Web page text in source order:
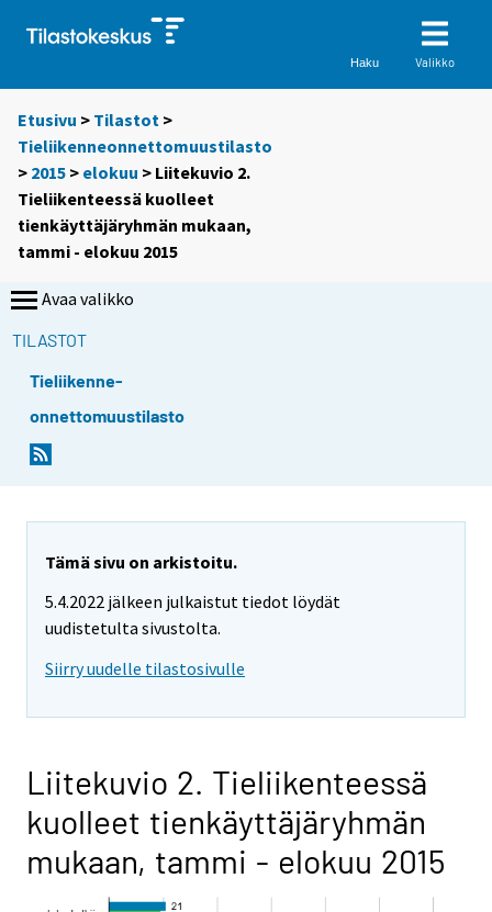
Haku Valikko
Etusivu > Tilastot >
Tieliikenneonnettomuustilasto
> 2015 > elokuu > Liitekuvio 2.
Tieliikenteessä kuolleet
tienkäyttäjäryhmän mukaan,
tammi - elokuu 2015
Avaa valikko
TILASTOT
Tieliikenne-
onnettomuustilasto
Tämä sivu on arkistoitu.
5.4.2022 jälkeen julkaistut tiedot löydät
uudistetulta sivustolta.
Siirry uudelle tilastosivulle
Liitekuvio 2. Tieliikenteessä
kuolleet tienkäyttäjäryhmän
mukaan, tammi - elokuu 2015